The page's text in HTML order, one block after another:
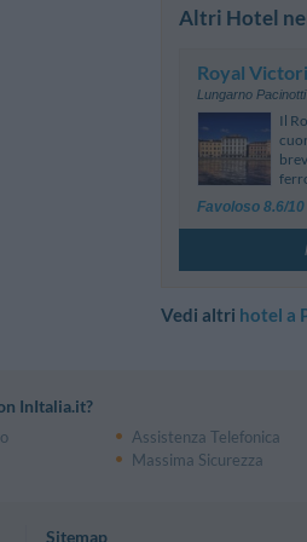
Altri Hotel
Royal
Lungarno
Il
Favoloso 8.6/10
Vedi altri hotel a
InItalia.it?
Assistenza Telefonica
Massima Sicurezza
Sitemap